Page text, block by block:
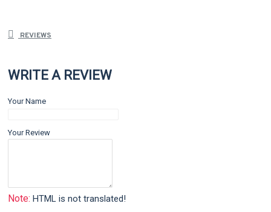
REVIEWS
WRITE A REVIEW
Your Name
Your Review
Note: HTML is not translated!